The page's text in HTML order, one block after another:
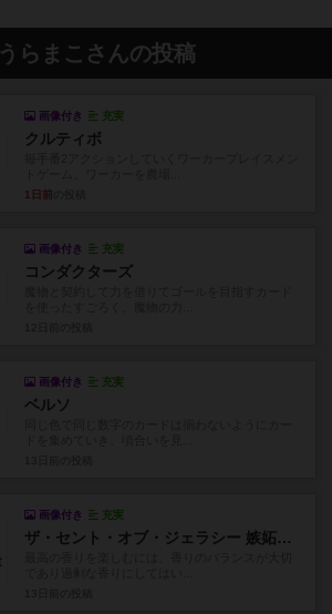
うらまこさんの投稿
画像付き 充実
クルティボ
1日前
画像付き 充実
コンダクターズ
画像付き 充実
ベルソ
画像付き 充実
ザ・セント・オブ・ジェラシー 嫉妬の香り